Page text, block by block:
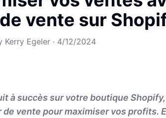
vente sur
Kerry Egeler· 4/12/2024
à succès sur votre boutique
vente pour maximiser vos profits.